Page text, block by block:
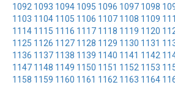
1092 1093 1094 1095 1096 1097 1098
1103 1104 1105 1106 1107 1108 1109
1114 1115 1116 1117 1118 1119 1120
1125 1126 1127 1128 1129 1130 1131
1136 1137 1138 1139 1140 1141 1142
1147 1148 1149 1150 1151 1152 1153
1158 1159 1160 1161 1162 1163 1164